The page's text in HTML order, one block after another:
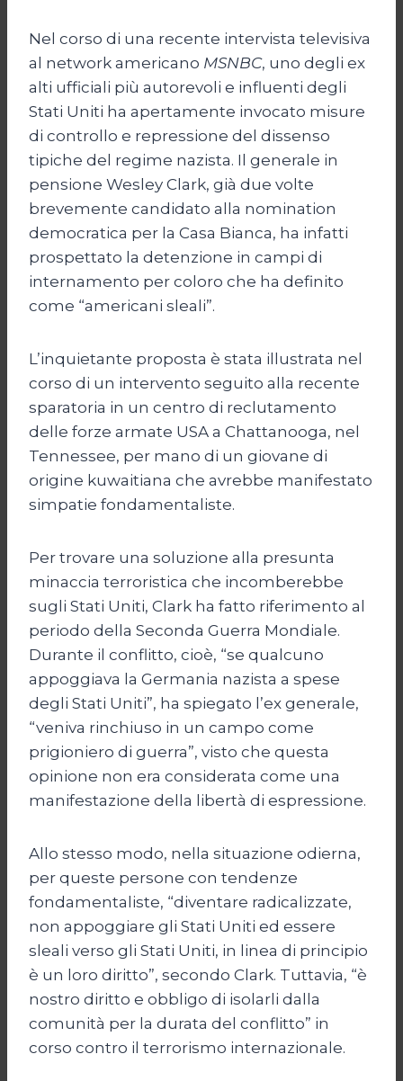
Nel corso di una recente intervista televisiva
al network americano MSNBC, uno degli ex
alti ufficiali più autorevoli e influenti degli
Stati Uniti ha apertamente invocato misure
di controllo e repressione del dissenso
tipiche del regime nazista. Il generale in
pensione Wesley Clark, già due volte
brevemente candidato alla nomination
democratica per la Casa Bianca, ha infatti
prospettato la detenzione in campi di
internamento per coloro che ha definito
come “americani sleali”.
L’inquietante proposta è stata illustrata nel
corso di un intervento seguito alla recente
sparatoria in un centro di reclutamento
delle forze armate USA a Chattanooga, nel
Tennessee, per mano di un giovane di
origine kuwaitiana che avrebbe manifestato
simpatie fondamentaliste.
Per trovare una soluzione alla presunta
minaccia terroristica che incomberebbe
sugli Stati Uniti, Clark ha fatto riferimento al
periodo della Seconda Guerra Mondiale.
Durante il conflitto, cioè, “se qualcuno
appoggiava la Germania nazista a spese
degli Stati Uniti”, ha spiegato l’ex generale,
“veniva rinchiuso in un campo come
prigioniero di guerra”, visto che questa
opinione non era considerata come una
manifestazione della libertà di espressione.
Allo stesso modo, nella situazione odierna,
per queste persone con tendenze
fondamentaliste, “diventare radicalizzate,
non appoggiare gli Stati Uniti ed essere
sleali verso gli Stati Uniti, in linea di principio
è un loro diritto”, secondo Clark. Tuttavia, “è
nostro diritto e obbligo di isolarli dalla
comunità per la durata del conflitto” in
corso contro il terrorismo internazionale.